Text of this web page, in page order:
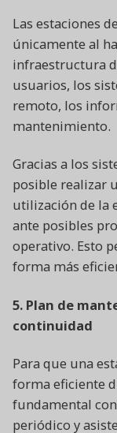
Las estaciones
únicamente al
infraestructura
usuarios, los
remoto, los
mantenimiento.
Gracias a los
posible realizar
utilización de la
ante posibles
operativo. Esto
forma más
5. Plan de
continuidad
Para que una
forma eficiente
fundamental
periódico y